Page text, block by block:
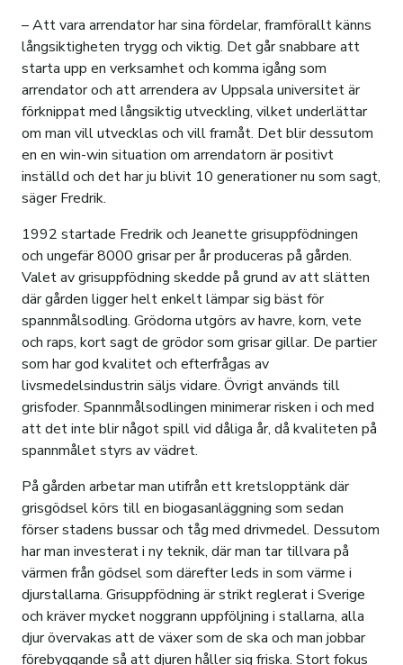
– Att vara arrendator har sina fördelar, framförallt känns
långsiktigheten trygg och viktig. Det går snabbare att
starta upp en verksamhet och komma igång som
arrendator och att arrendera av Uppsala universitet är
förknippat med långsiktig utveckling, vilket underlättar
om man vill utvecklas och vill framåt. Det blir dessutom
en en win-win situation om arrendatorn är positivt
inställd och det har ju blivit 10 generationer nu som sagt,
säger Fredrik.
1992 startade Fredrik och Jeanette grisuppfödningen
och ungefär 8000 grisar per år produceras på gården.
Valet av grisuppfödning skedde på grund av att slätten
där gården ligger helt enkelt lämpar sig bäst för
spannmålsodling. Grödorna utgörs av havre, korn, vete
och raps, kort sagt de grödor som grisar gillar. De partier
som har god kvalitet och efterfrågas av
livsmedelsindustrin säljs vidare. Övrigt används till
grisfoder. Spannmålsodlingen minimerar risken i och med
att det inte blir något spill vid dåliga år, då kvaliteten på
spannmålet styrs av vädret.
På gården arbetar man utifrån ett kretslopptänk där
grisgödsel körs till en biogasanläggning som sedan
förser stadens bussar och tåg med drivmedel. Dessutom
har man investerat i ny teknik, där man tar tillvara på
värmen från gödsel som därefter leds in som värme i
djurstallarna. Grisuppfödning är strikt reglerat i Sverige
och kräver mycket noggrann uppföljning i stallarna, alla
djur övervakas att de växer som de ska och man jobbar
förebyggande så att djuren håller sig friska. Stort fokus